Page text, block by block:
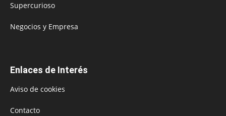
Supercurioso
Negocios y Empresa
Enlaces de Interés
Aviso de cookies
Contacto